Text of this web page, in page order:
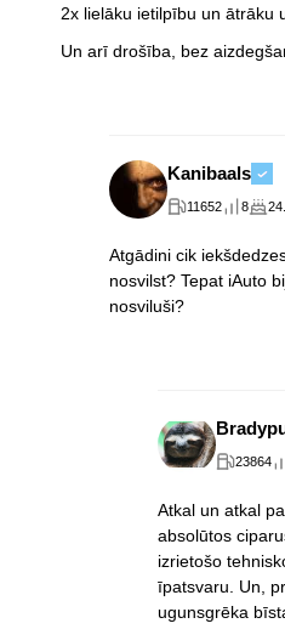
2x lielāku ietilpību un ātrāku
Un arī drošība, bez
Kanibaals
11652 8
Atgādini cik
nosvilst? Tepat iAuto
nosviluši?
23864
Atkal un atkal
absolūtos
izrietošo
īpatsvaru. Un,
ugunsgrēka